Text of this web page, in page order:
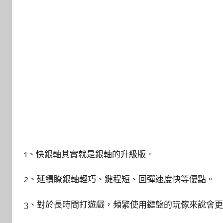
1、快銀軸其實就是銀軸的升級版。
2、延續瞭銀軸輕巧、鍵程短、回彈速度快等優點。
3、對於長時間打遊戲，頻繁使用鍵盤的玩傢來說會更